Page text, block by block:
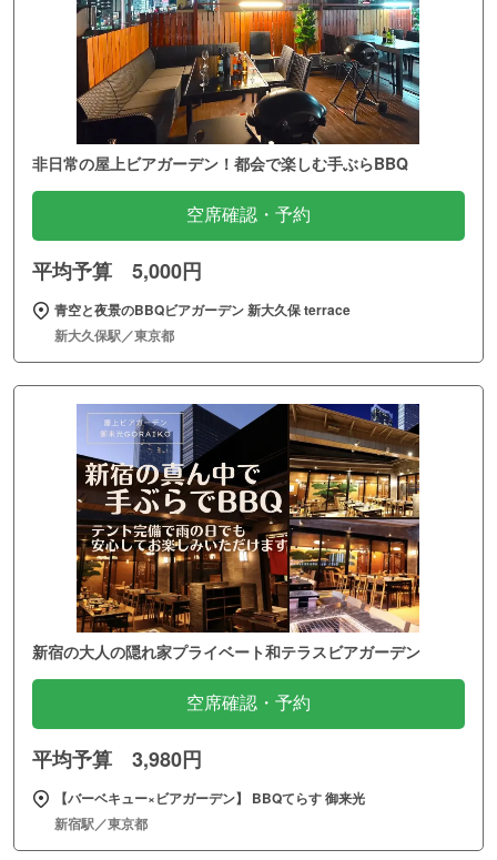
非日常の屋上ビアガーデン！都会で楽しむ手ぶらBBQ
空席確認・予約
平均予算 5,000円
青空と夜景のBBQビアガーデン 新大久保 terrace
新大久保駅／東京都
新宿の大人の隠れ家プライベート和テラスビアガーデン
空席確認・予約
平均予算 3,980円
【バーベキュー×ビアガーデン】 BBQてらす 御来光
新宿駅／東京都